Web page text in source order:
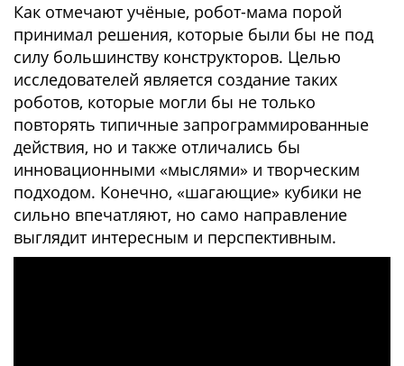
Как отмечают учёные, робот-мама порой
принимал решения, которые были бы не под
силу большинству конструкторов. Целью
исследователей является создание таких
роботов, которые могли бы не только
повторять типичные запрограммированные
действия, но и также отличались бы
инновационными «мыслями» и творческим
подходом. Конечно, «шагающие» кубики не
сильно впечатляют, но само направление
выглядит интересным и перспективным.